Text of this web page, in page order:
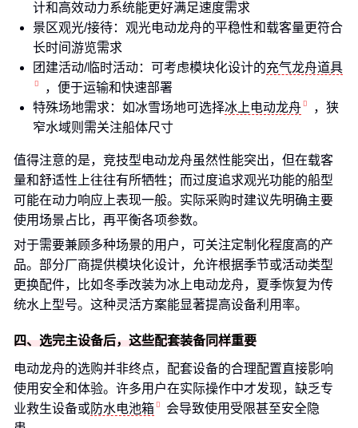
计和高效动力系统能更好满足速度需求
景区观光/接待：观光电动龙舟的平稳性和载客量更符合
长时间游览需求
团建活动/临时活动：可考虑模块化设计的充气龙舟道具
，便于运输和快速部署
特殊场地需求：如冰雪场地可选择冰上电动龙舟
，狭
窄水域则需关注船体尺寸
值得注意的是，竞技型电动龙舟虽然性能突出，但在载客
量和舒适性上往往有所牺牲；而过度追求观光功能的船型
可能在动力响应上表现一般。实际采购时建议先明确主要
使用场景占比，再平衡各项参数。
对于需要兼顾多种场景的用户，可关注定制化程度高的产
品。部分厂商提供模块化设计，允许根据季节或活动类型
更换配件，比如冬季改装为冰上电动龙舟，夏季恢复为传
统水上型号。这种灵活方案能显著提高设备利用率。
四、选完主设备后，这些配套装备同样重要
电动龙舟的选购并非终点，配套设备的合理配置直接影响
使用安全和体验。许多用户在实际操作中才发现，缺乏专
业救生设备或防水电池箱
会导致使用受限甚至安全隐